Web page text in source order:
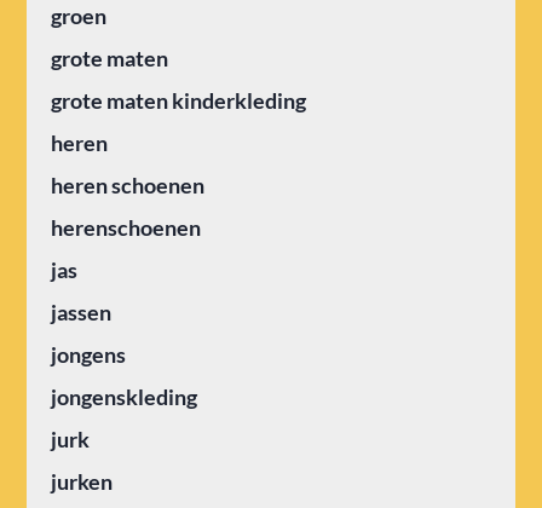
groen
grote maten
grote maten kinderkleding
heren
heren schoenen
herenschoenen
jas
jassen
jongens
jongenskleding
jurk
jurken